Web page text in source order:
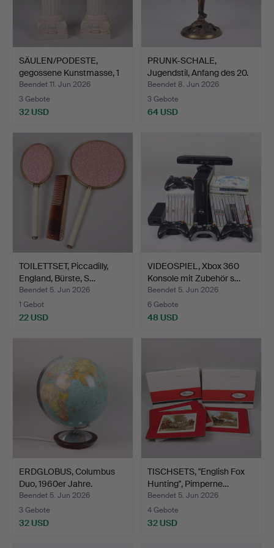
SÄULEN/PODESTE,
gegossene Kunstmasse, 1
Pa…
Beendet 11. Jun 2026
3 Gebote
32 USD
PRUNK-SCHALE,
Jugendstil, Anfang des 20.
J…
Beendet 8. Jun 2026
3 Gebote
64 USD
TOILETTSET, Piccadilly,
England, Bürste, S…
Beendet 5. Jun 2026
1 Gebot
22 USD
VIDEOSPIEL, Xbox 360
Konsole mit Zubehör s…
Beendet 5. Jun 2026
6 Gebote
48 USD
ERDGLOBUS, Columbus
Duo, 1960er Jahre.
Beendet 5. Jun 2026
3 Gebote
32 USD
TISCHSETS, "English Fox
Hunting", Pimperne…
Beendet 5. Jun 2026
4 Gebote
32 USD